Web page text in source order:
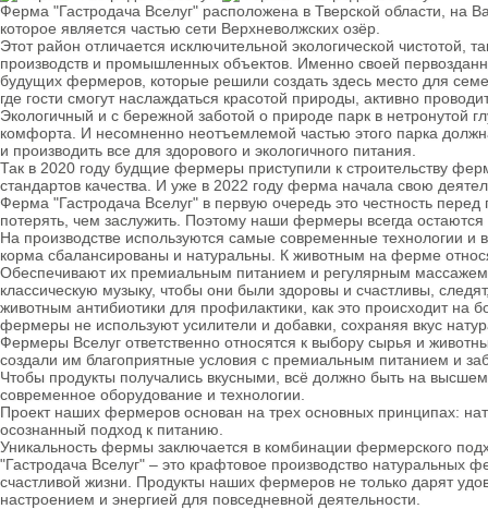
Ферма "Гастродача Вселуг" расположена в Тверской области, на
которое является частью сети Верхневолжских озёр.
Этот район отличается исключительной экологической чистотой,
производств и промышленных объектов. Именно своей
будущих фермеров, которые решили создать здесь место для
где гости смогут наслаждаться красотой природы, активно
Экологичный и с бережной заботой о природе парк в нетронутой
комфорта. И несомненно неотъемлемой частью этого парка
и производить все для здорового и экологичного питания.
Так в 2020 году будщие фермеры приступили к строительству
стандартов качества. И уже в 2022 году ферма начала свою
Ферма "Гастродача Вселуг" в первую очередь это честность
потерять, чем заслужить. Поэтому наши фермеры всегда
На производстве используются самые современные технологии и
корма сбалансированы и натуральны. К животным на ферме
Обеспечивают их премиальным питанием и регулярным
классическую музыку, чтобы они были здоровы и счастливы,
животным антибиотики для профилактики, как это происходит на
фермеры не используют усилители и добавки, сохраняя вкус
Фермеры Вселуг ответственно относятся к выбору сырья и
создали им благоприятные условия с премиальным питанием и
Чтобы продукты получались вкусными, всё должно быть на
современное оборудование и технологии.
Проект наших фермеров основан на трех основных принципах:
осознанный подход к питанию.
Уникальность фермы заключается в комбинации фермерского
"Гастродача Вселуг" – это крафтовое производство натуральных
счастливой жизни. Продукты наших фермеров не только дарят
настроением и энергией для повседневной деятельности.